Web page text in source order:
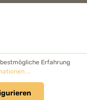
zzgl.Versandkosten
anders angegeben.
Erfahrung
...